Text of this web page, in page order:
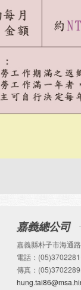
嘉義總公司
嘉義縣朴子市海通
電話：
傳真：